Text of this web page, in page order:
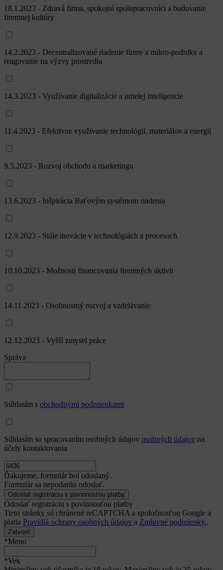
18.1.2023 - Zdravá firma, spokojní spolupracovníci a budovanie
firemnej kultúry
14.2.2023 - Decentralizované riadenie firmy a mikro-podniky a
reagovanie na výzvy prostredia
14.3.2023 - Využívanie digitalizácie a umelej inteligencie
11.4.2023 - Efektívne využívanie technológií, materiálov a energií
9.5.2023 - Rozvoj obchodu a marketingu
13.6.2023 - Inšpirácia Baťovým systémom riadenia
12.9.2023 - Stále inovácie v technológiách a procesoch
10.10.2023 - Možnosti financovania firemných aktivít
14.11.2023 - Osobnostný rozvoj a vzdelávanie
12.12.2023 - Vyšší zmysel práce
Správa
Súhlasím s obchodnými podmienkami
Súhlasím so spracovaním osobných údajov osobných údajov na
účely kontaktovania
Ďakujeme, formulár bol odoslaný.
Formulár sa nepodarilo odoslať.
Odoslať registráciu s povinnosťou platby
Tieto stránky sú chránené reCAPTCHA a spoločnosťou Google a
platia Pravidlá ochrany osobných údajov a Zmluvné podmienky..
Zatvoriť
*Meno
*Vek